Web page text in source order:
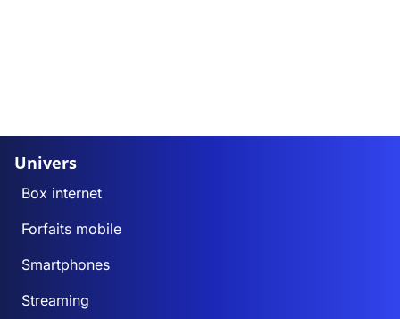
Univers
Box internet
Forfaits mobile
Smartphones
Streaming